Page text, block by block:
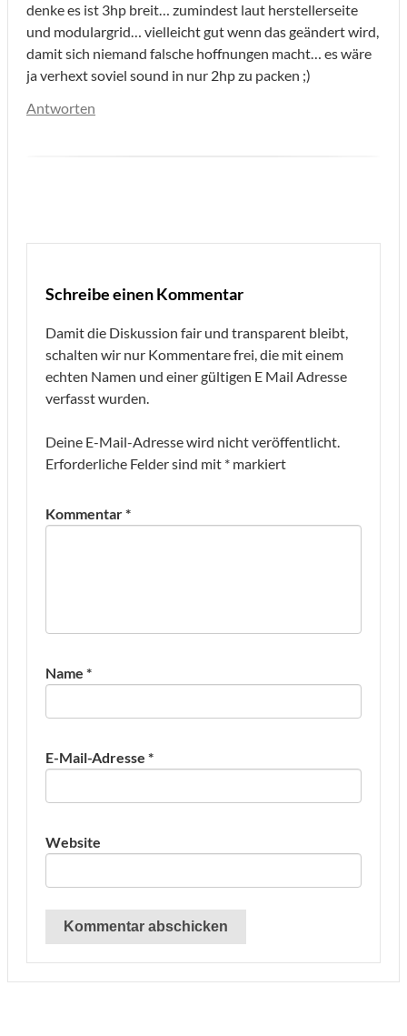
denke es ist 3hp breit… zumindest laut herstellerseite
und modulargrid… vielleicht gut wenn das geändert wird,
damit sich niemand falsche hoffnungen macht… es wäre
ja verhext soviel sound in nur 2hp zu packen ;)
Antworten
Schreibe einen Kommentar
Damit die Diskussion fair und transparent bleibt,
schalten wir nur Kommentare frei, die mit einem
echten Namen und einer gültigen E Mail Adresse
verfasst wurden.
Deine E-Mail-Adresse wird nicht veröffentlicht.
Erforderliche Felder sind mit * markiert
Kommentar*
Name *
E-Mail-Adresse *
Website